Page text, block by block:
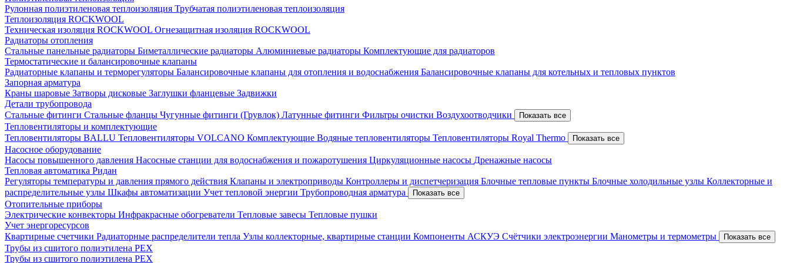
Рулонная полиэтиленовая теплоизоляция Трубчатая полиэтиленовая теплоизоляция
Теплоизоляция ROCKWOOL
Техническая изоляция ROCKWOOL Огнезащитная изоляция ROCKWOOL
Радиаторы отопления
Стальные панельные радиаторы Биметаллические радиаторы Алюминиевые радиаторы Комплектующие для радиаторов
Термостатические и балансировочные клапаны
Радиаторные клапаны и терморегуляторы Балансировочные клапаны для отопления и водоснабжения Балансировочные клапаны для котельных и тепловых пунктов
Запорная арматура
Краны шаровые Затворы дисковые Заглушки фланцевые Задвижки
Детали трубопровода
Стальные фитинги Стальные фланцы Чугунные фитинги (Грувлок) Латунные фитинги Фильтры очистки Воздухоотводчики Показать все
Тепловентиляторы и комплектующие
Тепловентиляторы BALLU Тепловентиляторы VOLCANO Комплектующие Водяные тепловентиляторы Тепловентиляторы Royal Thermo Показать все
Насосное оборудование
Насосы повышенного давления Насосные станции для водоснабжения и пожаротушения Циркуляционные насосы Дренажные насосы
Тепловая автоматика Ридан
Регуляторы температуры и давления прямого действия Клапаны и электроприводы Контроллеры и диспетчеризация Блочные тепловые пункты Блочные холодильные узлы Коллекторные и
распределительные узлы Шкафы автоматизации Учет тепловой энергии Трубопроводная арматура Показать все
Отопительные приборы
Электрические конвекторы Инфракрасные обогреватели Тепловые завесы Тепловые пушки
Учет энергоресурсов
Квартирные счетчики Радиаторные распределители тепла Узлы коллекторные, квартирные станции Компоненты АСКУЭ Счётчики электроэнергии Манометры и термометры Показать все
Трубы из сшитого полиэтилена PEX
Трубы из сшитого полиэтилена PEX